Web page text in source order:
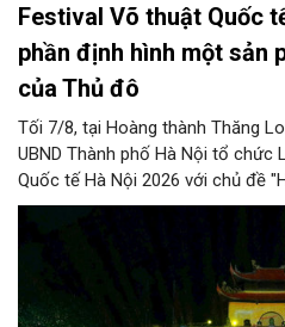
Festival Võ thuật Quốc
phần định hình một sản
của Thủ đô
Tối 7/8, tại Hoàng thành Thăng
UBND Thành phố Hà Nội tổ chức
Quốc tế Hà Nội 2026 với chủ đề
hoa võ Việt". Lần đầu tiên được
hóa - thể thao mang tầm quốc
thống thượng võ dân tộc, quảng
giao lưu văn hóa, thể thao với bạn